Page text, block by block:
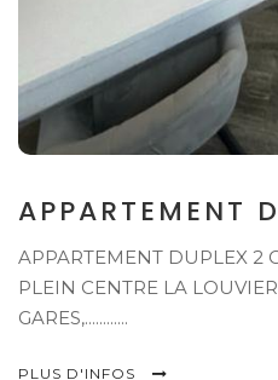
APPARTEMENT
APPARTEMENT DUPLEX 2
PLEIN CENTRE LA
GARES,............
PLUS D'INFOS